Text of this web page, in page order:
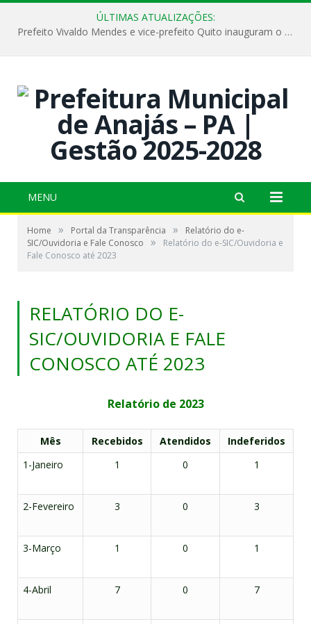
ÚLTIMAS ATUALIZAÇÕES:
Prefeito Vivaldo Mendes e vice-prefeito Quito inauguram o CAPS e fortalecem a saúde pública em Anajás.
MENU
Home » Portal da Transparência »
Relatório do e-
SIC/Ouvidoria e Fale Conosco
»
Relatório do e-SIC/Ouvidoria e
Fale Conosco até 2023
RELATÓRIO DO E-
SIC/OUVIDORIA E FALE
CONOSCO ATÉ 2023
Relatório de 2023
Mês Recebidos Atendidos
Indeferidos
1-Janeiro
1 0 1
2-Fevereiro 3 0 3
3-Março 1 0 1
4-Abril 7 0 7